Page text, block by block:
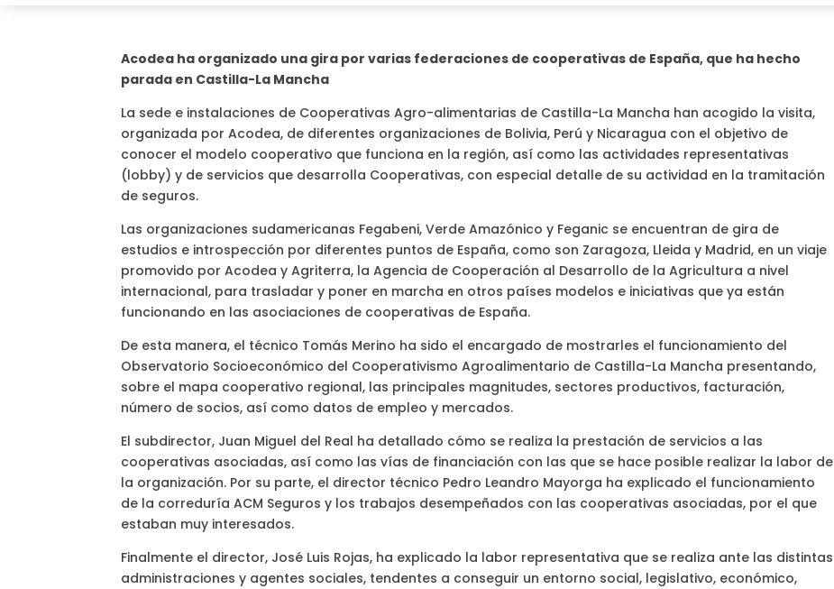
Acodea ha organizado una gira por varias federaciones de cooperativas de España, que ha hecho
parada en Castilla-La Mancha
La sede e instalaciones de Cooperativas Agro-alimentarias de Castilla-La Mancha han acogido la visita,
organizada por Acodea, de diferentes organizaciones de Bolivia, Perú y Nicaragua con el objetivo de
conocer el modelo cooperativo que funciona en la región, así como las actividades representativas
(lobby) y de servicios que desarrolla Cooperativas, con especial detalle de su actividad en la tramitación
de seguros.
Las organizaciones sudamericanas Fegabeni, Verde Amazónico y Feganic se encuentran de gira de
estudios e introspección por diferentes puntos de España, como son Zaragoza, Lleida y Madrid, en un viaje
promovido por Acodea y Agriterra, la Agencia de Cooperación al Desarrollo de la Agricultura a nivel
internacional, para trasladar y poner en marcha en otros países modelos e iniciativas que ya están
funcionando en las asociaciones de cooperativas de España.
De esta manera, el técnico Tomás Merino ha sido el encargado de mostrarles el funcionamiento del
Observatorio Socioeconómico del Cooperativismo Agroalimentario de Castilla-La Mancha presentando,
sobre el mapa cooperativo regional, las principales magnitudes, sectores productivos, facturación,
número de socios, así como datos de empleo y mercados.
El subdirector, Juan Miguel del Real ha detallado cómo se realiza la prestación de servicios a las
cooperativas asociadas, así como las vías de financiación con las que se hace posible realizar la labor de
la organización. Por su parte, el director técnico Pedro Leandro Mayorga ha explicado el funcionamiento
de la correduría ACM Seguros y los trabajos desempeñados con las cooperativas asociadas, por el que
estaban muy interesados.
Finalmente el director, José Luis Rojas, ha explicado la labor representativa que se realiza ante las distintas
administraciones y agentes sociales, tendentes a conseguir un entorno social, legislativo, económico,